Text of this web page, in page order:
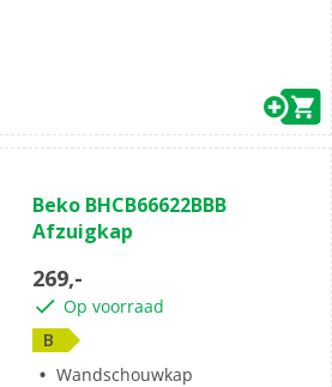
Beko BHCB66622BBB
Afzuigkap
269,-
Op voorraad
B
Wandschouwkap